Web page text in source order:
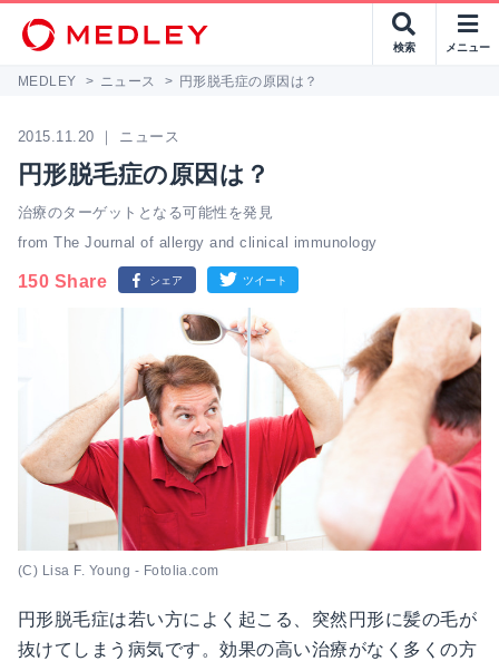
検索 メニュー
MEDLEY > ニュース > 円形脱毛症の原因は？
2015.11.20 ｜ ニュース
円形脱毛症の原因は？
治療のターゲットとなる可能性を発見
from The Journal of allergy and clinical immunology
150 Share
(C) Lisa F. Young - Fotolia.com
円形脱毛症は若い方によく起こる、突然円形に髪の毛が
抜けてしまう病気です。効果の高い治療がなく多くの方